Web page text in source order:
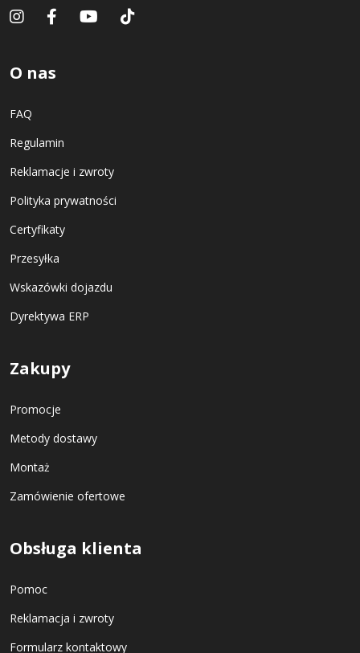
O nas
FAQ
Regulamin
Reklamacje i zwroty
Polityka prywatności
Certyfikaty
Przesyłka
Wskazówki dojazdu
Dyrektywa ERP
Zakupy
Promocje
Metody dostawy
Montaż
Zamówienie ofertowe
Obsługa klienta
Pomoc
Reklamacja i zwroty
Formularz kontaktowy